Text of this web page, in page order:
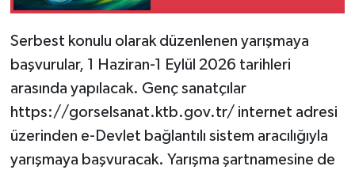
Serbest konulu olarak düzenlenen yarışmaya
başvurular, 1 Haziran-1 Eylül 2026 tarihleri
arasında yapılacak. Genç sanatçılar
https://gorselsanat.ktb.gov.tr/ internet adresi
üzerinden e-Devlet bağlantılı sistem aracılığıyla
yarışmaya başvuracak. Yarışma şartnamesine de